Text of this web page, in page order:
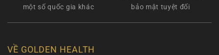
một số quốc gia khác
bảo mật tuyệt đối
VỀ GOLDEN HEALTH